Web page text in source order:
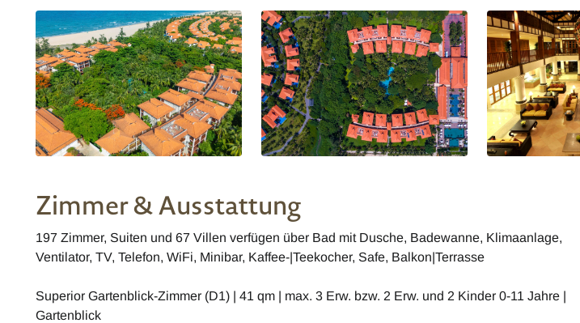
Zimmer & Ausstattung
197 Zimmer, Suiten und 67 Villen verfügen über Bad mit Dusche, Badewanne, Klimaanlage,
Ventilator, TV, Telefon, WiFi, Minibar, Kaffee-|Teekocher, Safe, Balkon|Terrasse
Superior Gartenblick-Zimmer (D1) | 41 qm | max. 3 Erw. bzw. 2 Erw. und 2 Kinder 0-11 Jahre |
Gartenblick